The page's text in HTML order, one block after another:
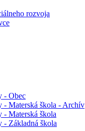
rozvoja
- Obec
- Materská škola - Archív
Materská škola
- Základná škola